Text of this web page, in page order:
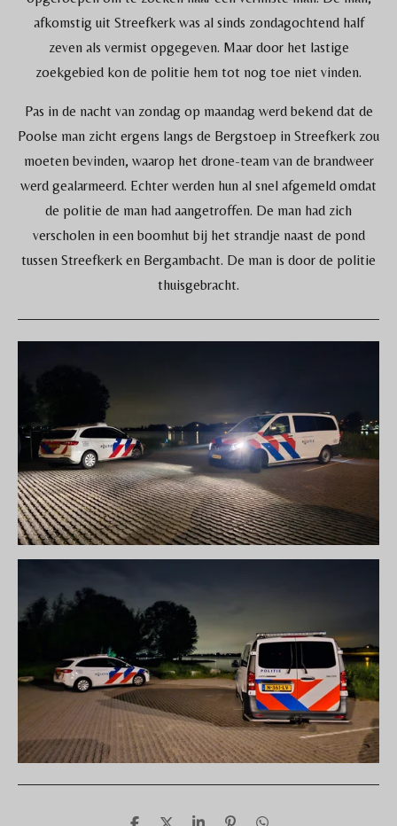
afkomstig uit Streefkerk was al sinds zondagochtend half
zeven als vermist opgegeven. Maar door het lastige
zoekgebied kon de politie hem tot nog toe niet vinden.
Pas in de nacht van zondag op maandag werd bekend dat de
Poolse man zicht ergens langs de Bergstoep in Streefkerk zou
moeten bevinden, waarop het drone-team van de brandweer
werd gealarmeerd. Echter werden hun al snel afgemeld omdat
de politie de man had aangetroffen. De man had zich
verscholen in een boomhut bij het strandje naast de pond
tussen Streefkerk en Bergambacht. De man is door de politie
thuisgebracht.